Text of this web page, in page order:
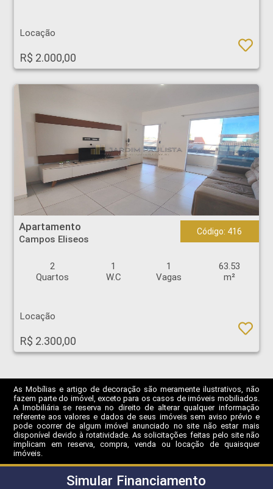
Locação
R$ 2.000,00
Apartamento - Campos Eliseos - Ribeirão Preto
Apartamento
Campos Eliseos
Código: 416
2
Quartos
1
W.C
1
Vagas
63.53
m²
Locação
R$ 2.300,00
As Mobílias e artigo de decoração são meramente ilustrativos, não
fazem parte do imóvel, exceto para os casos de imóveis mobiliados.
A Imobiliária se reserva no direito de alterar qualquer informação
referente aos valores e dados de seus imóveis sem aviso prévio e
pode ocorrer de algum imóvel anunciado no site não estar mais
disponível devido à rotatividade. As solicitações feitas pelo site não
implicam em reserva, compra, venda ou locação de quaisquer
imóveis.
Simular Financiamento